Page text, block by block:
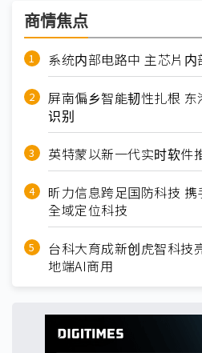
商情焦点
系统内部电路中 主芯片
屏南偏乡智能韧性扎根
识别
英特蒙以新一代实时软件
昕力信息跨足国防科技
全域定位科技
台科大育成新创虎智科技
地端AI商用